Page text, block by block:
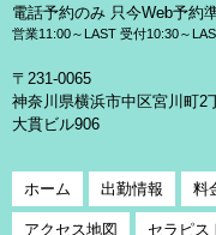
電話予約のみ 只今Web予約
営業11:00～LAST 受付10:30～
〒231-0065
神奈川県横浜市中区宮川町2
大貫ビル906
ホーム 出勤情報 料
アクセス地図 セラピス